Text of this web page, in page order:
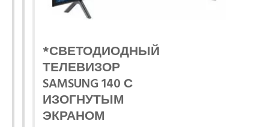
*СВЕТОДИОДНЫЙ
ТЕЛЕВИЗОР
SAMSUNG 140 С
ИЗОГНУТЫМ
ЭКРАНОМ